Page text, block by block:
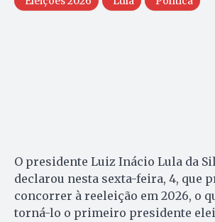
O presidente Luiz Inácio Lula da
declarou nesta sexta-feira, 4, que
concorrer à reeleição em 2026, o
torná-lo o primeiro presidente